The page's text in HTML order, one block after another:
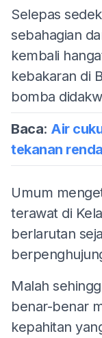
Selepas
sebahagian
kembali
kebakaran di
bomba
Baca: Air
tekanan
Umum
terawat di
berlarutan
Malah
benar-benar
kepahitan